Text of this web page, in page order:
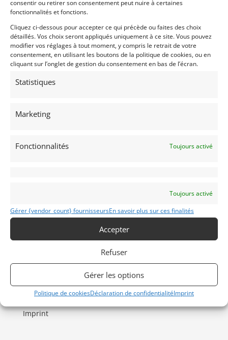
consentir ou retirer son consentement peut nuire à certaines
fonctionnalités et fonctions.
Cliquez ci-dessous pour accepter ce qui précède ou faites des choix
détaillés. Vos choix seront appliqués uniquement à ce site. Vous pouvez
modifier vos réglages à tout moment, y compris le retrait de votre
consentement, en utilisant les boutons de la politique de cookies, ou en
cliquant sur l’onglet de gestion du consentement en bas de l’écran.
Statistiques
Marketing
Fonctionnalités Toujours activé
Toujours activé
Gérer {vendor_count} fournisseursEn savoir plus sur ces finalités
Accepter
Refuser
Gérer les options
Politique de cookiesDéclaration de confidentialitéImprint
Déclaration de confidentialité (UE)
Politique de cookies (UE)
Imprint